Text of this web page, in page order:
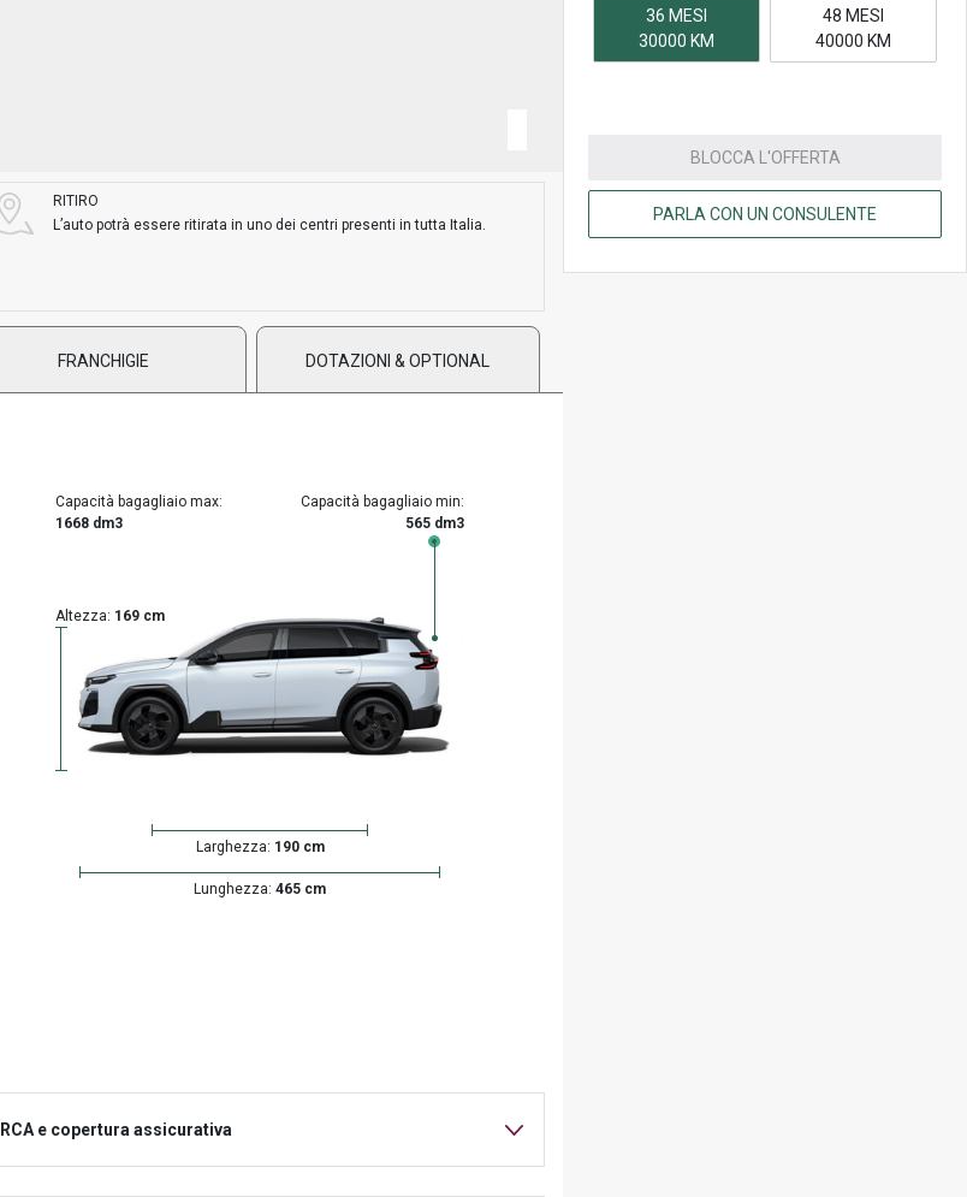
36 MESI
30000 KM
48 MESI
40000 KM
BLOCCA L'OFFERTA
PARLA CON UN CONSULENTE
RITIRO
L’auto potrà essere ritirata in uno dei centri presenti in tutta Italia.
FRANCHIGIE DOTAZIONI & OPTIONAL
Capacità bagagliaio max:
1668 dm3
Capacità bagagliaio min:
565 dm3
Altezza: 169 cm
Larghezza: 190 cm
Lunghezza: 465 cm
RCA e copertura assicurativa